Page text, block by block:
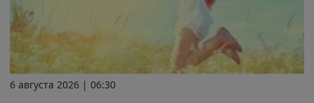
6 августа 2026 | 06:30